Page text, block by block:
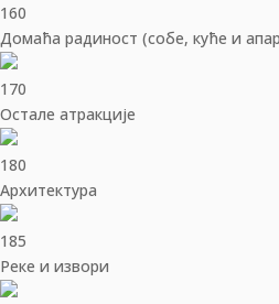
160
Домаћа радиност (собе, куће и
170
Остале атракције
180
Архитектура
185
Реке и извори